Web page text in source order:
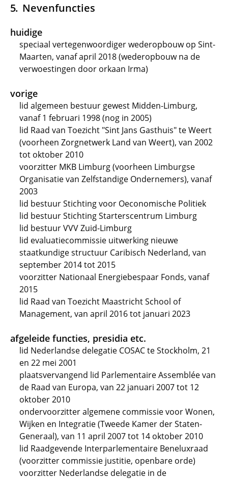
Nevenfuncties
huidige
speciaal vertegenwoordiger wederopbouw op Sint-
Maarten, vanaf april 2018 (wederopbouw na de
verwoestingen door orkaan Irma)
vorige
lid algemeen bestuur gewest Midden-Limburg,
vanaf 1 februari 1998 (nog in 2005)
lid Raad van Toezicht "Sint Jans Gasthuis" te Weert
(voorheen Zorgnetwerk Land van Weert), van 2002
tot oktober 2010
voorzitter MKB Limburg (voorheen Limburgse
Organisatie van Zelfstandige Ondernemers), vanaf
2003
lid bestuur Stichting voor Oeconomische Politiek
lid bestuur Stichting Starterscentrum Limburg
lid bestuur VVV Zuid-Limburg
lid evaluatiecommissie uitwerking nieuwe
staatkundige structuur Caribisch Nederland, van
september 2014 tot 2015
voorzitter Nationaal Energiebespaar Fonds, vanaf
2015
lid Raad van Toezicht Maastricht School of
Management, van april 2016 tot januari 2023
afgeleide functies, presidia etc.
lid Nederlandse delegatie COSAC te Stockholm, 21
en 22 mei 2001
plaatsvervangend lid Parlementaire Assemblée van
de Raad van Europa, van 22 januari 2007 tot 12
oktober 2010
ondervoorzitter algemene commissie voor Wonen,
Wijken en Integratie (Tweede Kamer der Staten-
Generaal), van 11 april 2007 tot 14 oktober 2010
lid Raadgevende Interparlementaire Beneluxraad
(voorzitter commissie justitie, openbare orde)
voorzitter Nederlandse delegatie in de